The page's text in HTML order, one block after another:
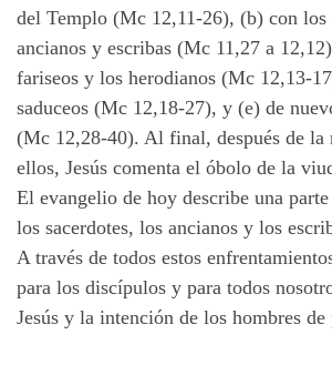
del Templo (Mc 12,11-26), (b) con los
ancianos y escribas (Mc 11,27 a
fariseos y los herodianos (Mc 12,13-
saduceos (Mc 12,18-27), y (e) de
(Mc 12,28-40). Al final, después de la
ellos, Jesús comenta el óbolo de la
El evangelio de hoy describe una
los sacerdotes, los ancianos y los
A través de todos estos
para los discípulos y para todos
Jesús y la intención de los hombres de